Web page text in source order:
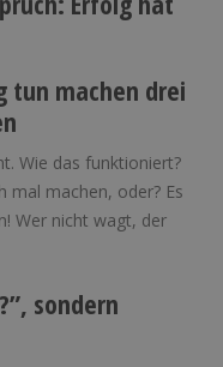
Wie das funktioniert?
mal machen, oder? Es
Wer nicht wagt, der
sondern